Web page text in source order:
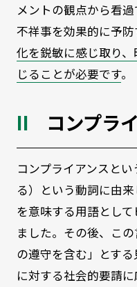
メントの観点から看過
不祥事を効果的に予
化を鋭敏に感じ取り
じることが必要です。
コンプラ
コンプライアンスと
る）という動詞に由
を意味する用語とし
ました。その後、こ
の遵守を含む」とす
に対する社会的要請